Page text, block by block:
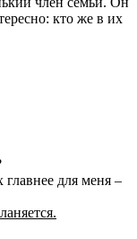
кто же в их
для меня –